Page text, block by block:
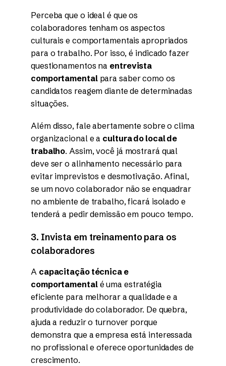
Perceba que o ideal é que os
colaboradores tenham os aspectos
culturais e comportamentais apropriados
para o trabalho. Por isso, é indicado fazer
questionamentos na entrevista
comportamentalpara saber como os
candidatos reagem diante de determinadas
situações.
Além disso, fale abertamente sobre o clima
organizacional e a cultura do local de
trabalho. Assim, você já mostrará qual
deve ser o alinhamento necessário para
evitar imprevistos e desmotivação. Afinal,
se um novo colaborador não se enquadrar
no ambiente de trabalho, ficará isolado e
tenderá a pedir demissão em pouco tempo.
3. Invista em treinamento para os
colaboradores
A capacitação técnica e
comportamentalé uma estratégia
eficiente para melhorar a qualidade e a
produtividade do colaborador. De quebra,
ajuda a reduzir o turnover porque
demonstra que a empresa está interessada
no profissional e oferece oportunidades de
crescimento.